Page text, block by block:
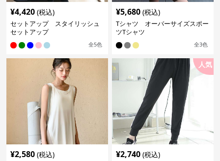
¥4,420 (税込)
セットアップ スタイリッシュ
セットアップ
全5色
¥5,680 (税込)
Tシャツ オーバーサイズスポー
ツTシャツ
全3色
¥2,580 (税込)
人気
¥2,740 (税込)